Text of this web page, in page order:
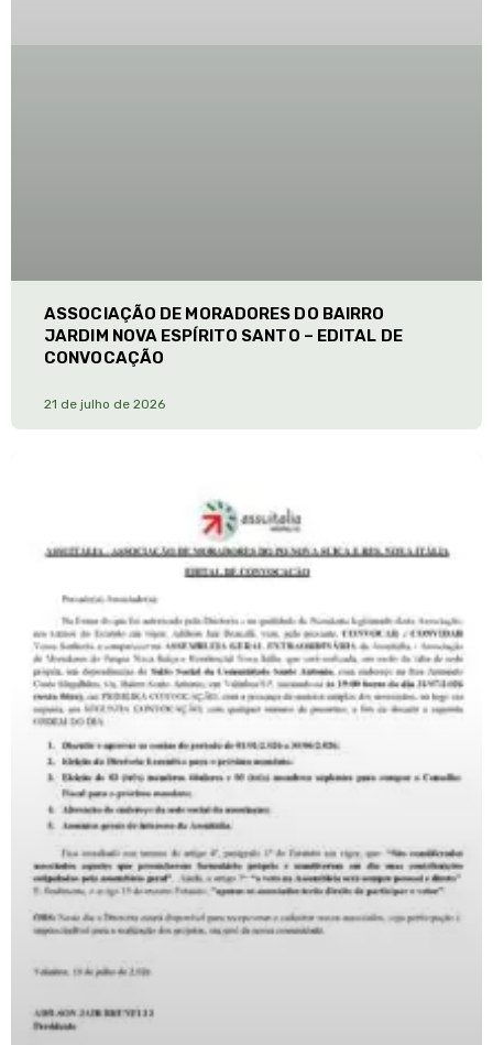
ASSOCIAÇÃO DE MORADORES DO BAIRRO
JARDIM NOVA ESPÍRITO SANTO – EDITAL DE
CONVOCAÇÃO
21 de julho de 2026